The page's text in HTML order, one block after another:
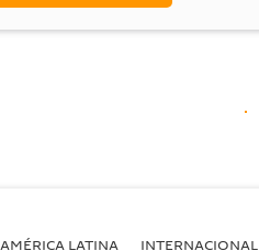
AMÉRICA LATINA INTERNACIONAL